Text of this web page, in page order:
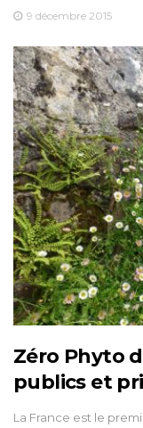
9 décembre 2015
Zéro Phyto
publics et
La France est le